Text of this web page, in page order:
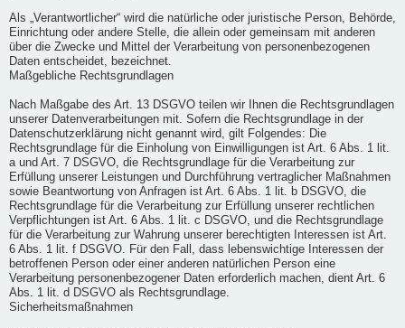
Als „Verantwortlicher“ wird die natürliche oder juristische Person, Behörde,
Einrichtung oder andere Stelle, die allein oder gemeinsam mit anderen
über die Zwecke und Mittel der Verarbeitung von personenbezogenen
Daten entscheidet, bezeichnet.
Maßgebliche Rechtsgrundlagen
Nach Maßgabe des Art. 13 DSGVO teilen wir Ihnen die Rechtsgrundlagen
unserer Datenverarbeitungen mit. Sofern die Rechtsgrundlage in der
Datenschutzerklärung nicht genannt wird, gilt Folgendes: Die
Rechtsgrundlage für die Einholung von Einwilligungen ist Art. 6 Abs. 1 lit.
a und Art. 7 DSGVO, die Rechtsgrundlage für die Verarbeitung zur
Erfüllung unserer Leistungen und Durchführung vertraglicher Maßnahmen
sowie Beantwortung von Anfragen ist Art. 6 Abs. 1 lit. b DSGVO, die
Rechtsgrundlage für die Verarbeitung zur Erfüllung unserer rechtlichen
Verpflichtungen ist Art. 6 Abs. 1 lit. c DSGVO, und die Rechtsgrundlage
für die Verarbeitung zur Wahrung unserer berechtigten Interessen ist Art.
6 Abs. 1 lit. f DSGVO. Für den Fall, dass lebenswichtige Interessen der
betroffenen Person oder einer anderen natürlichen Person eine
Verarbeitung personenbezogener Daten erforderlich machen, dient Art. 6
Abs. 1 lit. d DSGVO als Rechtsgrundlage.
Sicherheitsmaßnahmen